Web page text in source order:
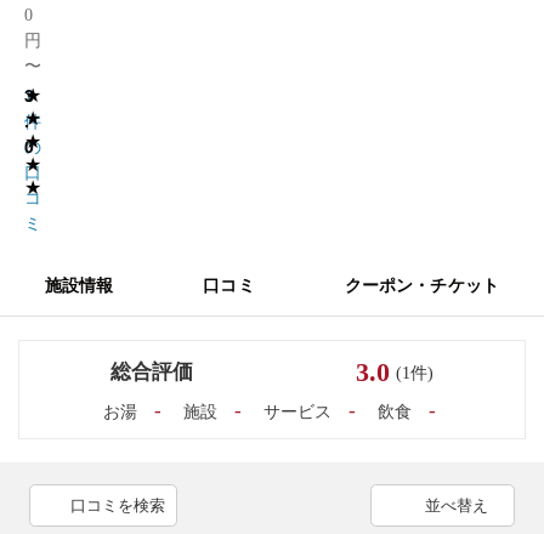
0
円
〜
★
★
★
★
★
3
.
0
1
件
の
口
コ
ミ
施設情報 口コミ クーポン・チケット
総合評価 3.0 (1件)
お湯 - 施設 - サービス - 飲食 -
口コミを検索 並べ替え